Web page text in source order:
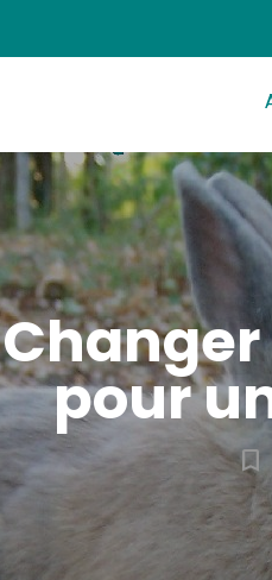
pour
bookmark_border